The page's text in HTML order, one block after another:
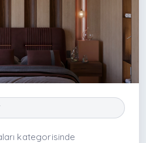
kategorisinde